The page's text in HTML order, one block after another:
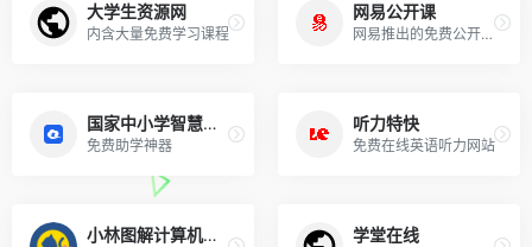
大学生资源网
内含大量免费学习课程
网易公开课
网易推出的免费公开课平台
国家中小学智慧教育平台
免费助学神器
听力特快
免费在线英语听力网站
小林图解计算机基础 学堂在线